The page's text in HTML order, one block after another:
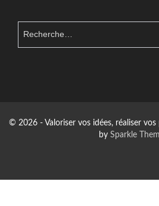
© 2026 - Valoriser vos idées, réaliser
by Sparkle